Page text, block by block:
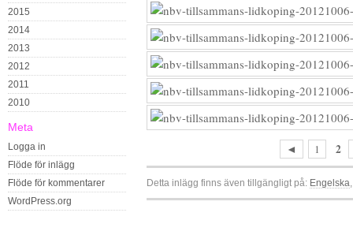
2015
2014
2013
2012
2011
2010
Meta
Logga in
Flöde för inlägg
Flöde för kommentarer
WordPress.org
◄ 1 2
Detta inlägg finns även tillgängligt på: Engelska